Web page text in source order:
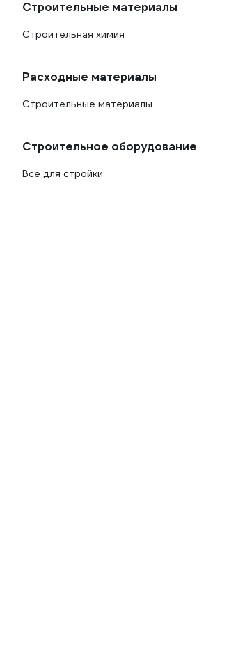
Строительные материалы
Строительная химия
Расходные материалы
Строительные материалы
Строительное оборудование
Все для стройки